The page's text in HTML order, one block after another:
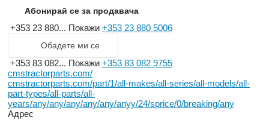
Абонирай се за продавача
+353 23 880... Покажи +353 23 880 5006
Обадете ми се
+353 83 082... Покажи +353 83 082 9755
cmstractorparts.com/
cmstractorparts.com/part/1/all-makes/all-series/all-models/all-
part-types/all-parts/all-
years/any/any/any/any/any/anyy/24/sprice/0/breaking/any
Адрес